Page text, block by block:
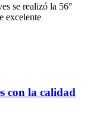
se realizó la 56°
excelente
con la calidad